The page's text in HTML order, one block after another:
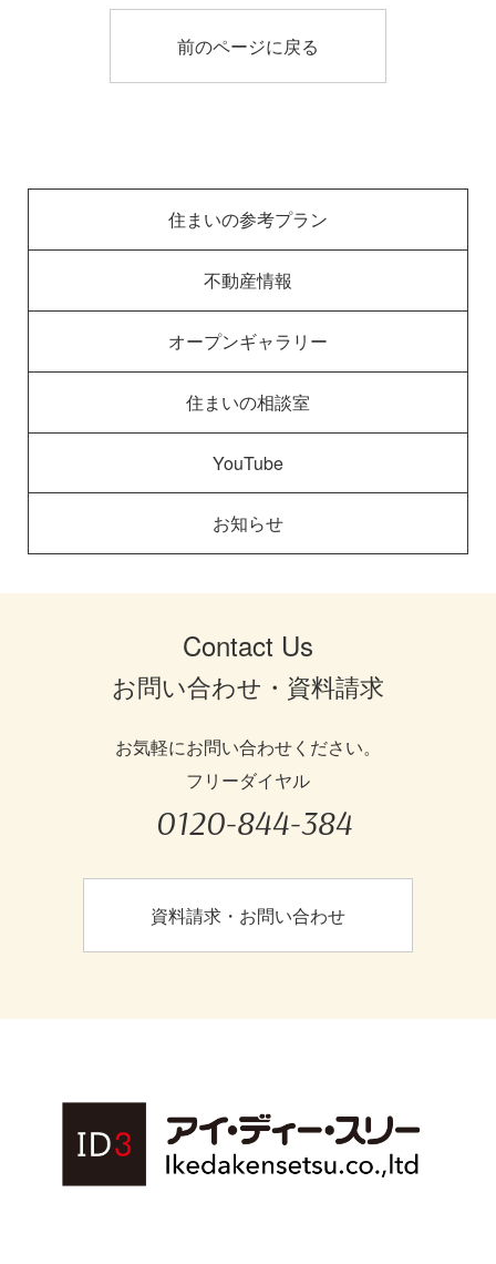
前のページに戻る
住まいの参考プラン
不動産情報
オープンギャラリー
住まいの相談室
YouTube
お知らせ
Contact Us
お問い合わせ・資料請求
お気軽にお問い合わせください。
フリーダイヤル
0120-844-384
資料請求・お問い合わせ